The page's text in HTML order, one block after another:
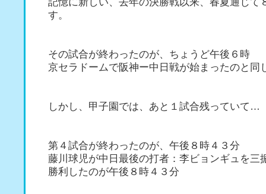
す。
その試合が終わったのが、ちょうど午後６時
京セラドームで阪神ー中日戦が始まったのと同
しかし、甲子園では、あと１試合残っていて…
第４試合が終わったのが、午後８時４３分
藤川球児が中日最後の打者：李ビョンギュを三
勝利したのが午後８時４３分